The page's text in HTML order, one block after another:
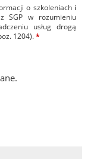
o szkoleniach i
SGP w rozumieniu
usług drogą
1204).*